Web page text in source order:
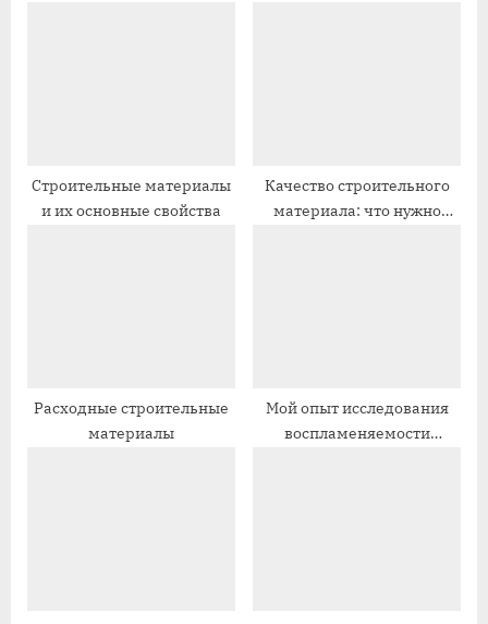
а
п
а
п
Строительные материалы
и их основные свойства
Качество строительного
материала: что нужно
Расходные строительные
материалы
Мой опыт исследования
воспламеняемости